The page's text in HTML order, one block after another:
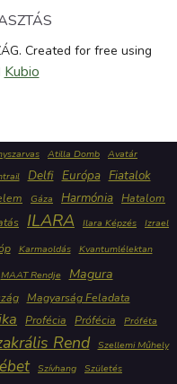
Created for free using
Kubio
Atilla Domb Avatár
Delfi Európa Fiatalok
Gáza Harmónia Hatalom
ILARA Ilara Képzés Izrael
Karmaoldás
Kvantumlélektan
MAAT Rendje Magura
Magyarság Feladata
Profécia Prófécia Próféta
Rend Szellemi Műhely
Szívhang Születés